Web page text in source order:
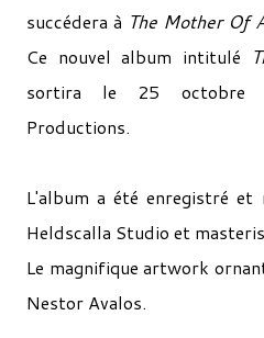
succédera à The Mother Of
Ce nouvel album intitulé
sortira le 25 octobre
Productions.
L'album a été enregistré et
Heldscalla Studio et
Le magnifique artwork
Nestor Avalos.